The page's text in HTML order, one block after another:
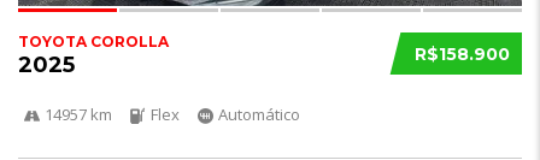
R$158.900
TOYOTA COROLLA
2025
14957 km Flex Automático